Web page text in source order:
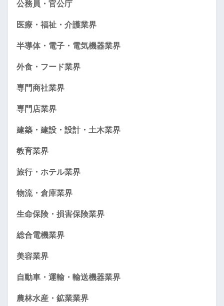
公務員・官公庁
医療・福祉・介護業界
半導体・電子・電気機器業界
外食・フード業界
専門商社業界
専門店業界
建築・建設・設計・土木業界
教育業界
旅行・ホテル業界
物流・倉庫業界
生命保険・損害保険業界
総合電機業界
美容業界
自動車・運輸・輸送機器業界
農林水産・鉱業業界